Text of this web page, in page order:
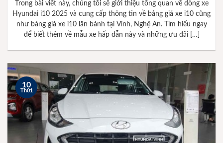
Trong bài viết này, chúng tôi sẽ giới thiệu tổng quan về dòng xe
Hyundai i10 2025 và cung cấp thông tin về bảng giá xe i10 cũng
như bảng giá xe i10 lăn bánh tại Vinh, Nghệ An. Tìm hiểu ngay
để biết thêm về mẫu xe hấp dẫn này và những ưu đãi […]
10
Th01